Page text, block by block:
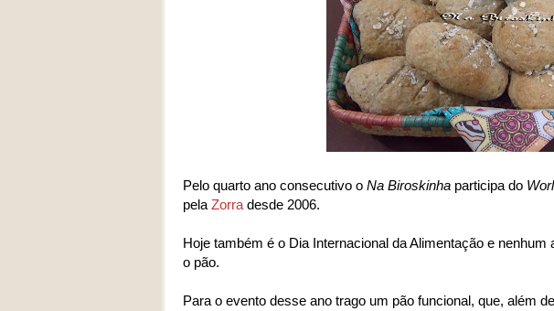
Pelo quarto ano consecutivo o Na Biroskinha participa do
pela Zorra desde 2006.
Hoje também é o Dia Internacional da Alimentação e
o pão.
Para o evento desse ano trago um pão funcional, que, além